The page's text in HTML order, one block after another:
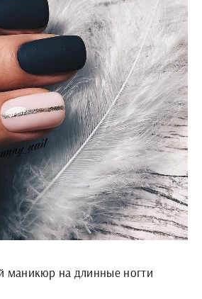
на длинные ногти